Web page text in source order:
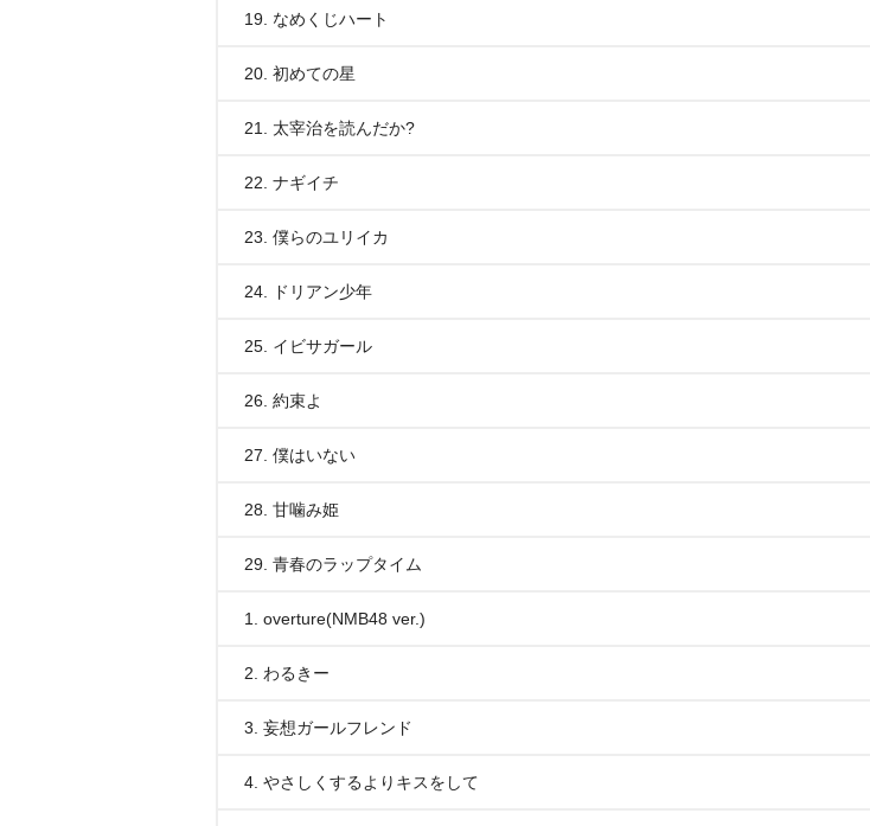
19. なめくじハート
20. 初めての星
21. 太宰治を読んだか?
22. ナギイチ
23. 僕らのユリイカ
24. ドリアン少年
25. イビサガール
26. 約束よ
27. 僕はいない
28. 甘噛み姫
29. 青春のラップタイム
1. overture(NMB48 ver.)
2. わるきー
3. 妄想ガールフレンド
4. やさしくするよりキスをして